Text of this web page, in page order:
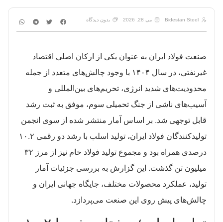
Bidestan Steel می 28, 2026 بدون دیدگاه
صنعت فولاد ایران به عنوان یکی از ارکان اصلی اقتصاد
غیرنفتی، در سال ۱۴۰۴ با وجود چالش‌های متعدد از جمله
محدودیت‌های شدید انرژی، تحریم‌های بین‌المللی و
آسیب‌های ناشی از جنگ تحمیلی سوم، موفق به ثبت رشد
قابل توجهی شد. بر اساس آمار منتشر شده از سوی انجمن
تولیدکنندگان فولاد ایران، تولید اسلب با رشد دو رقمی ۱۰.۲
درصدی همراه بود و مجموع تولید فولاد خام نیز از مرز ۳۲
میلیون تن گذشت. این گزارش به بررسی جزئیات آمار
تولید، عملکرد محصولات مختلف، جایگاه جهانی ایران و
چالش‌های پیش روی این صنعت می‌پردازد.